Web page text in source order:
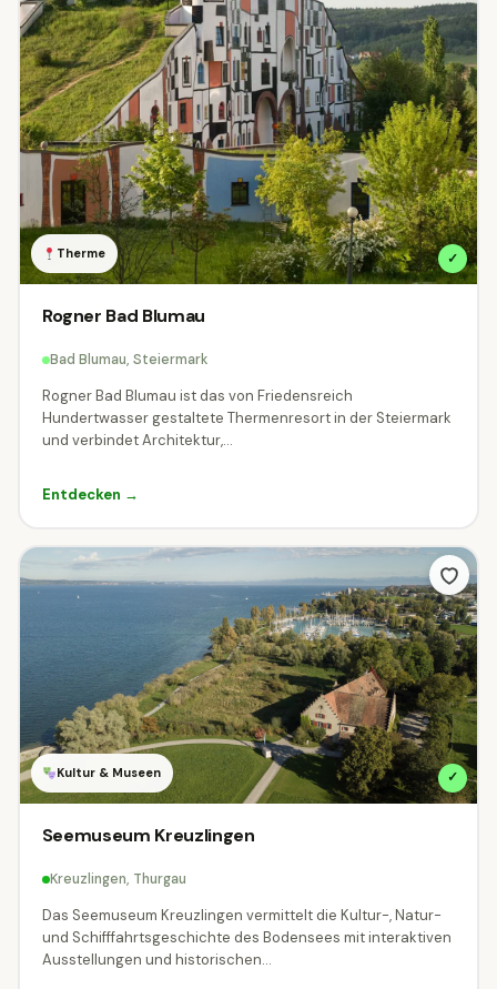
Therme ✓
Rogner Bad Blumau
Bad Blumau, Steiermark
Rogner Bad Blumau ist das von Friedensreich
Hundertwasser gestaltete Thermenresort in der Steiermark
und verbindet Architektur,...
Entdecken →
Kultur & Museen ✓
Seemuseum Kreuzlingen
Kreuzlingen, Thurgau
Das Seemuseum Kreuzlingen vermittelt die Kultur-, Natur-
und Schifffahrtsgeschichte des Bodensees mit interaktiven
Ausstellungen und historischen...